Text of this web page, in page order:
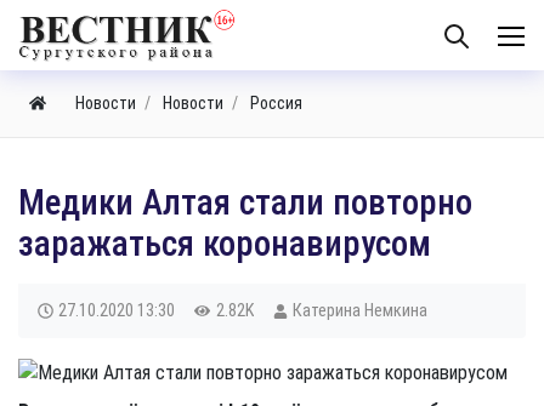
Новости Новости Россия
​Медики Алтая стали повторно
заражаться коронавирусом
27.10.2020 13:30 2.82K Катерина Немкина